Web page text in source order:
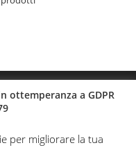
ottemperanza a GDPR
per migliorare la tua